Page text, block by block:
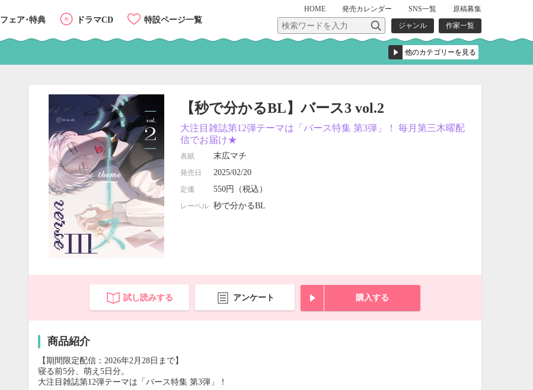
HOME 発売カレンダー SNS一覧
原稿募集
ジャンル
作家一覧
フェア･特典 ドラマCD 特設ページ一覧
【秒で分かるBL】バース3 vol.2
大注目雑誌第12弾テーマは「バース特集 第3弾」！ 毎月第三木曜配
信でお届け★
表紙 末広マチ
発売日 2025/02/20
定価 550円（税込）
レーベル 秒で分かるBL
試し読みする アンケート 購入する
商品紹介
【期間限定配信：2026年2月28日まで】
寝る前5分、萌え5日分。
大注目雑誌第12弾テーマは「バース特集 第3弾」！